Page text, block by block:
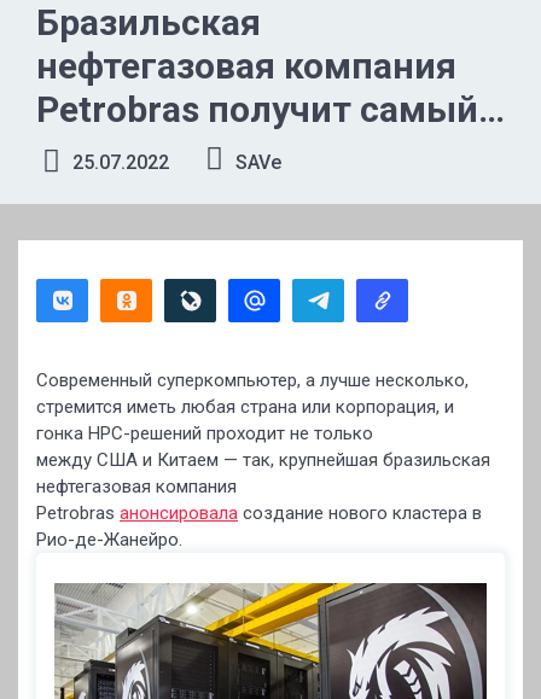
Бразильская
нефтегазовая компания
Petrobras получит самый
мощный суперкомпьютер
в Латинской Америке —
Pegasus
25.07.2022 SAVe
Современный суперкомпьютер, а лучше несколько,
стремится иметь любая страна или корпорация, и
гонка HPC-решений проходит не только
между США и Китаем — так, крупнейшая бразильская
нефтегазовая компания
Petrobras анонсировала создание нового кластера в
Рио-де-Жанейро.